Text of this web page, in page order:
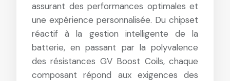
assurant des performances optimales et
une expérience personnalisée. Du chipset
réactif à la gestion intelligente de la
batterie, en passant par la polyvalence
des résistances GV Boost Coils, chaque
composant répond aux exigences des